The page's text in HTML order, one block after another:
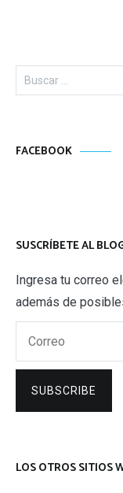
Buscar:
FACEBOOK
SUSCRÍBETE AL
Ingresa tu correo
además de
SUBSCRIBE
LOS OTROS SITIOS